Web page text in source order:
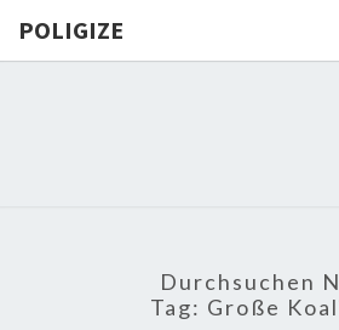
POLIGIZE
Durchsuchen
Tag: Große